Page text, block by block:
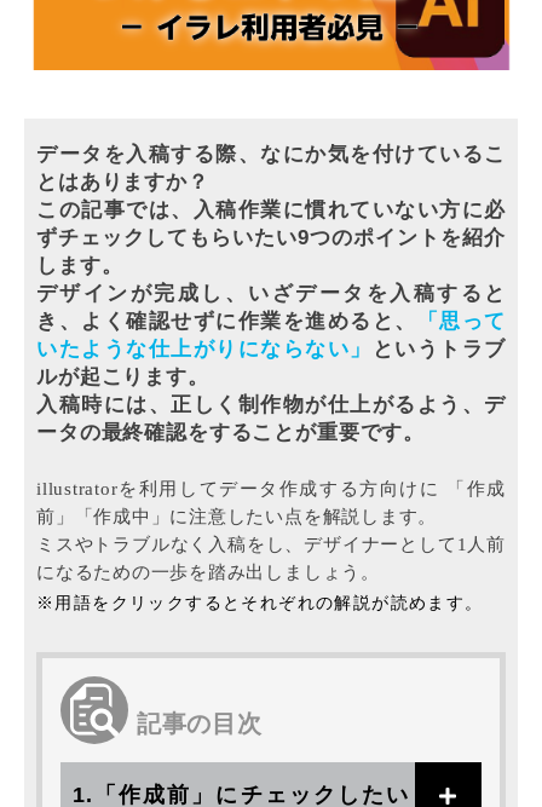
データを入稿する際、なにか気を付けているこ
とはありますか？
この記事では、入稿作業に慣れていない方に必
ずチェックしてもらいたい9つのポイントを紹介
します。
デザインが完成し、いざデータを入稿すると
き、よく確認せずに作業を進めると、
「思って
いたような仕上がりにならない」
というトラブ
ルが起こります。
入稿時には、正しく制作物が仕上がるよう、デ
ータの最終確認をすることが重要です。
illustratorを利用してデータ作成する方向けに
「作成
前」「作成中」に注意したい点を解説します。
ミスやトラブルなく入稿をし、デザイナーとして1人前
になるための一歩を踏み出しましょう。
※用語をクリックするとそれぞれの解説が読めます。
記事の目次
1.「作成前」にチェックしたい